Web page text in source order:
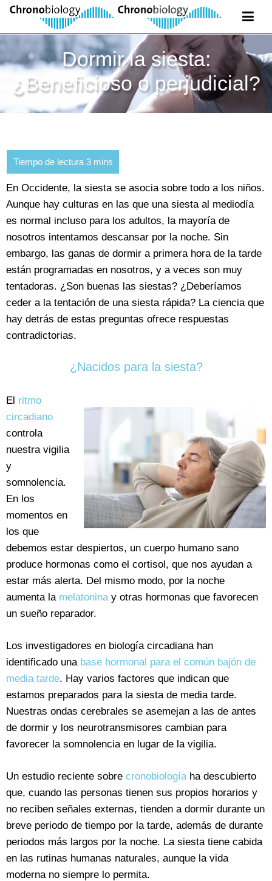
Dormir la siesta:
¿Beneficioso o perjudicial?
En Occidente, la siesta se asocia sobre todo a los niños.
Aunque hay culturas en las que una siesta al mediodía
es normal incluso para los adultos, la mayoría de
nosotros intentamos descansar por la noche. Sin
embargo, las ganas de dormir a primera hora de la tarde
están programadas en nosotros, y a veces son muy
tentadoras. ¿Son buenas las siestas? ¿Deberíamos
ceder a la tentación de una siesta rápida? La ciencia que
hay detrás de estas preguntas ofrece respuestas
contradictorias.
¿Nacidos para la siesta?
El ritmo
circadiano
controla
nuestra vigilia
y
somnolencia.
En los
momentos en
los que
debemos estar despiertos, un cuerpo humano sano
produce hormonas como el cortisol, que nos ayudan a
estar más alerta. Del mismo modo, por la noche
aumenta la melatoninay otras hormonas que favorecen
un sueño reparador.
Los investigadores en biología circadiana han
identificado una base hormonal para el común bajón de
media tarde. Hay varios factores que indican que
estamos preparados para la siesta de media tarde.
Nuestras ondas cerebrales se asemejan a las de antes
de dormir y los neurotransmisores cambian para
favorecer la somnolencia en lugar de la vigilia.
Un estudio reciente sobre cronobiologíaha descubierto
que, cuando las personas tienen sus propios horarios y
no reciben señales externas, tienden a dormir durante un
breve periodo de tiempo por la tarde, además de durante
periodos más largos por la noche. La siesta tiene cabida
en las rutinas humanas naturales, aunque la vida
moderna no siempre lo permita.